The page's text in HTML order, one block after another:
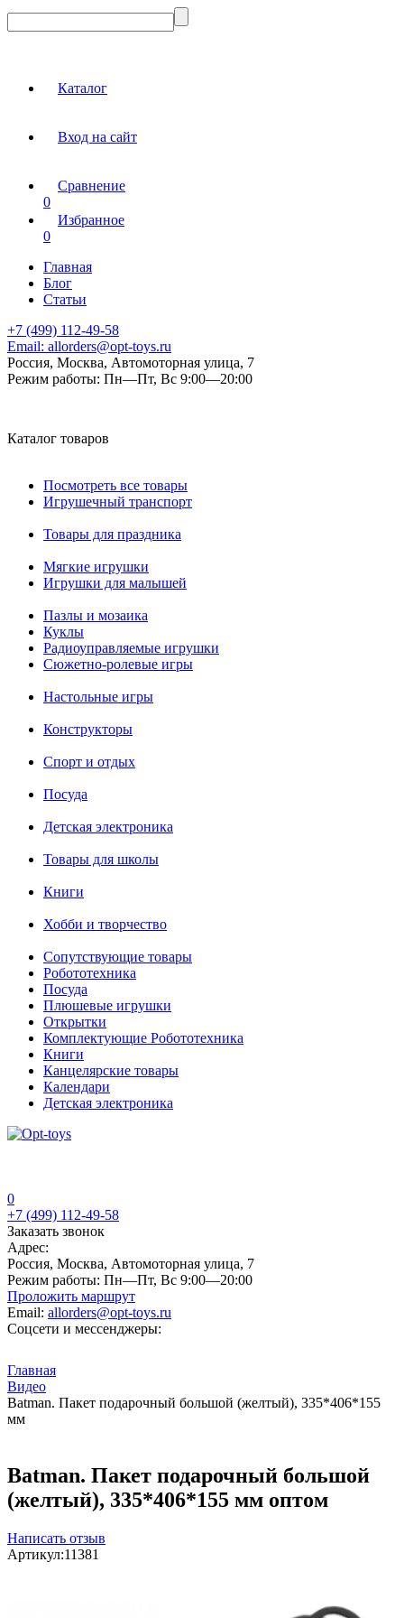
Каталог
Вход на сайт
Сравнение
0
Избранное
0
Главная
Блог
Статьи
+7 (499) 112-49-58
Email: allorders@opt-toys.ru
Россия, Москва, Автомоторная улица, 7
Режим работы: Пн—Пт, Вс 9:00—20:00
Каталог товаров
Посмотреть все товары
Игрушечный транспорт
Товары для праздника
Мягкие игрушки
Игрушки для малышей
Пазлы и мозаика
Куклы
Радиоуправляемые игрушки
Сюжетно-ролевые игры
Настольные игры
Конструкторы
Спорт и отдых
Посуда
Детская электроника
Товары для школы
Книги
Хобби и творчество
Сопутствующие товары
Робототехника
Посуда
Плюшевые игрушки
Открытки
Комплектующие Робототехника
Книги
Канцелярские товары
Календари
Детская электроника
0
+7 (499) 112-49-58
Заказать звонок
Адрес:
Россия, Москва, Автомоторная улица, 7
Режим работы: Пн—Пт, Вс 9:00—20:00
Проложить маршрут
Email: allorders@opt-toys.ru
Соцсети и мессенджеры:
Главная
Видео
Batman. Пакет подарочный большой (желтый), 335*406*155
мм
Batman. Пакет подарочный большой
(желтый), 335*406*155 мм оптом
Написать отзыв
Артикул:11381